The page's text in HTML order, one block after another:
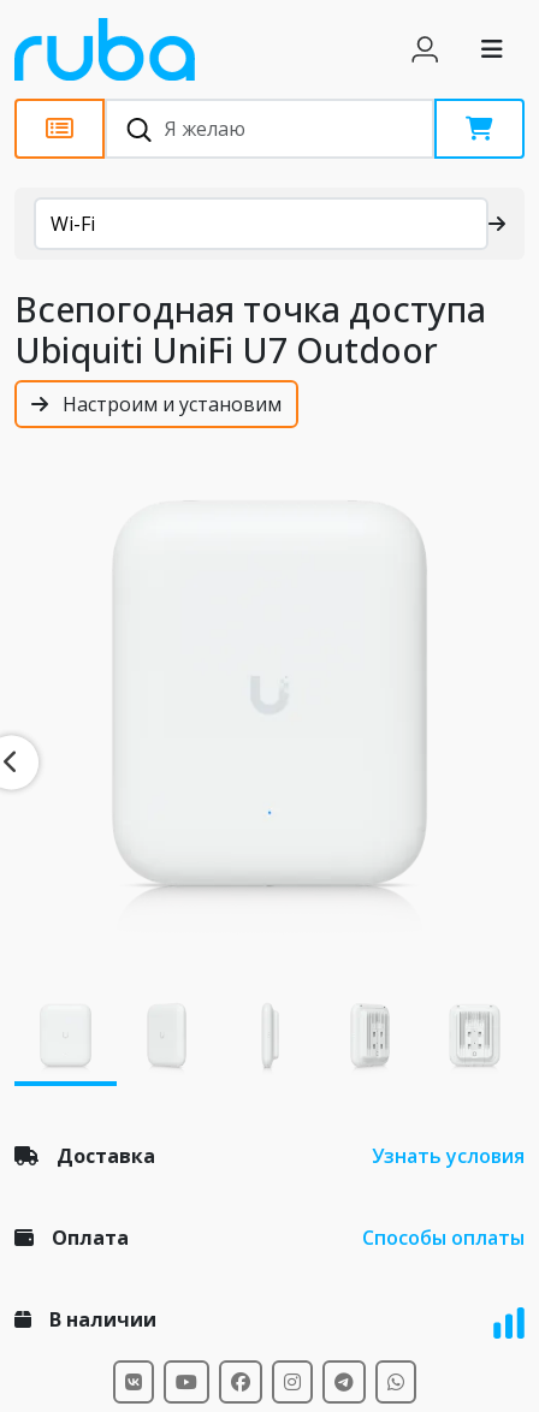
Каталог
Wi-Fi
Всепогодная точка доступа
Ubiquiti UniFi U7 Outdoor
Настроим и установим
Доставка Узнать условия
Оплата Способы оплаты
В наличии